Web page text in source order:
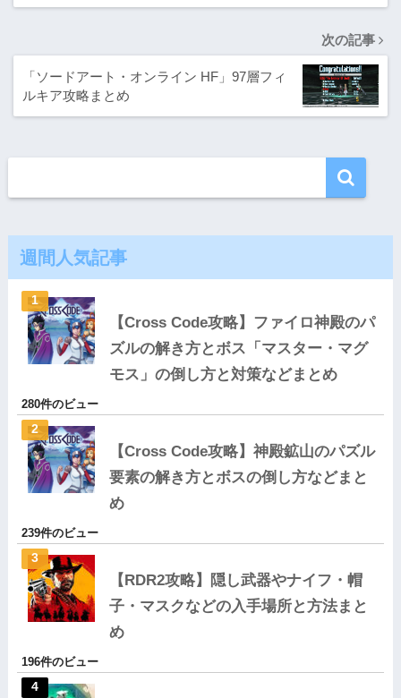
次の記事
「ソードアート・オンライン HF」97層フィ
ルキア攻略まとめ
週間人気記事
【Cross Code攻略】ファイロ神殿のパ
ズルの解き方とボス「マスター・マグ
モス」の倒し方と対策などまとめ
280件のビュー
【Cross Code攻略】神殿鉱山のパズル
要素の解き方とボスの倒し方などまと
め
239件のビュー
【RDR2攻略】隠し武器やナイフ・帽
子・マスクなどの入手場所と方法まと
め
196件のビュー